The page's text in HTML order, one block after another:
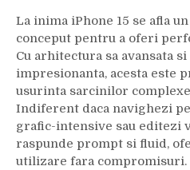
La inima iPhone 15 se afla
conceput pentru a oferi
Cu arhitectura sa avansata
impresionanta, acesta este
usurinta sarcinilor
Indiferent daca navighezi
grafic-intensive sau editezi
raspunde prompt si fluid,
utilizare fara compromisuri.